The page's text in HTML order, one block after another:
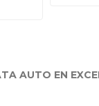
AUTO EN